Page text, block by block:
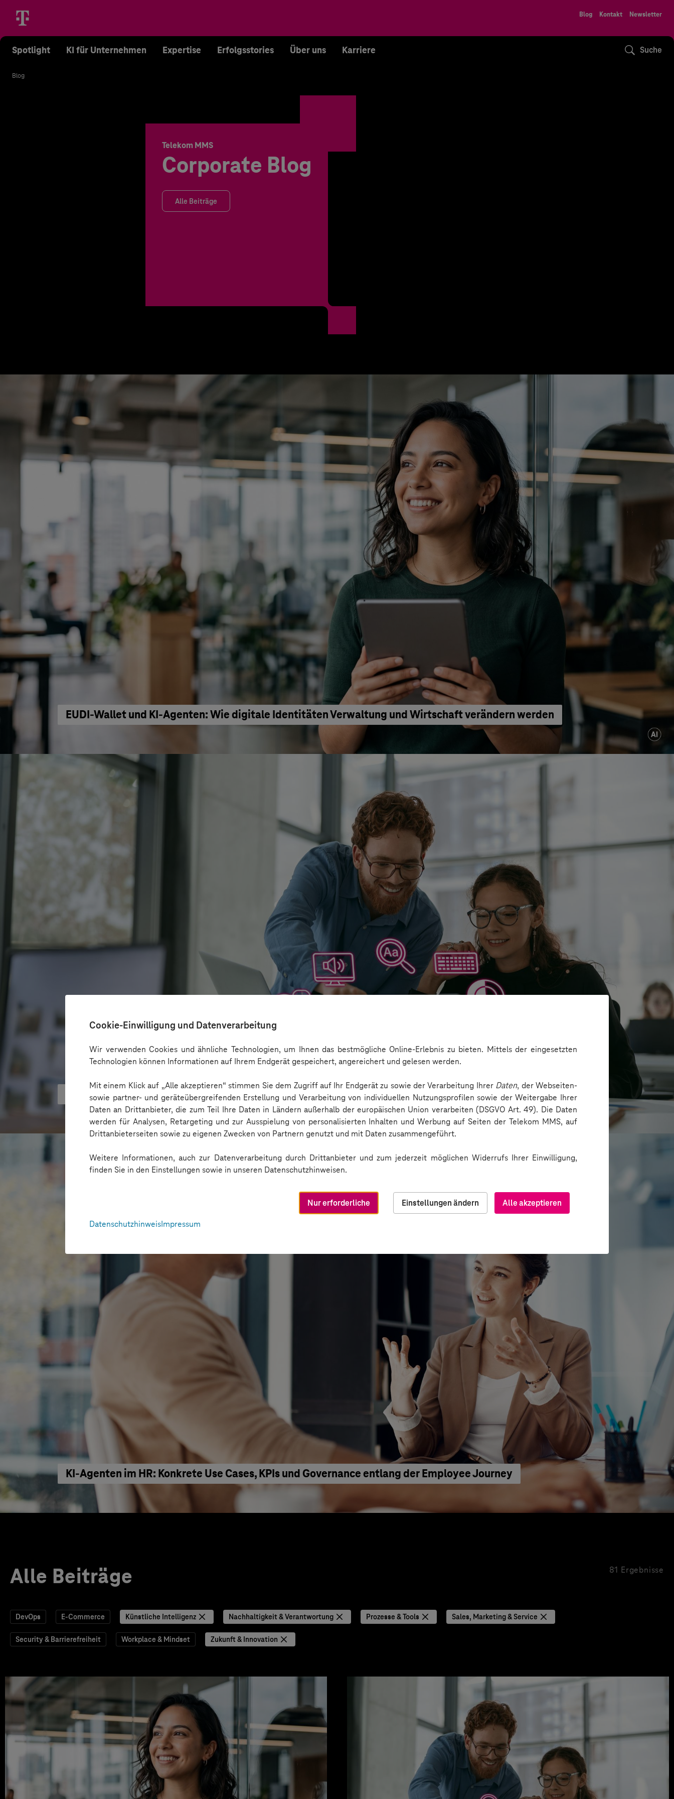
Cookie-Einwilligung und Datenverarbeitung
Wir verwenden Cookies und ähnliche Technologien, um Ihnen das bestmögliche Online-Erlebnis zu bieten. Mittels der eingesetzten
Technologien können Informationen auf Ihrem Endgerät gespeichert, angereichert und gelesen werden.
Mit einem Klick auf „Alle akzeptieren“ stimmen Sie dem Zugriff auf Ihr Endgerät zu sowie der Verarbeitung Ihrer Daten, der Webseiten-
sowie partner- und geräteübergreifenden Erstellung und Verarbeitung von individuellen Nutzungsprofilen sowie der Weitergabe Ihrer
Daten an Drittanbieter, die zum Teil Ihre Daten in Ländern außerhalb der europäischen Union verarbeiten (DSGVO Art. 49). Die Daten
werden für Analysen, Retargeting und zur Ausspielung von personalisierten Inhalten und Werbung auf Seiten der Telekom MMS, auf
Drittanbieterseiten sowie zu eigenen Zwecken von Partnern genutzt und mit Daten zusammengeführt.
Weitere Informationen, auch zur Datenverarbeitung durch Drittanbieter und zum jederzeit möglichen Widerrufs Ihrer Einwilligung,
finden Sie in den Einstellungen sowie in unseren Datenschutzhinweisen.
Alle akzeptieren
Nur erforderliche
Einstellungen ändern
DatenschutzhinweisImpressum
Blog Kontakt Newsletter
Spotlight KI für Unternehmen Expertise Erfolgsstories Über uns Karriere Suche
Blog
Telekom MMS
Corporate Blog
Alle Beiträge
EUDI-Wallet und KI-Agenten: Wie digitale Identitäten Verwaltung und Wirtschaft verändern werden
KI kann Barrieren überbrücken - aber nicht Barrierefreiheit ersetzen
KI‑Agenten im HR: Konkrete Use Cases, KPIs und Governance entlang der Employee Journey
Alle Beiträge 81 Ergebnisse
DevOps E-Commerce Künstliche Intelligenz Nachhaltigkeit & Verantwortung Prozesse & Tools Sales, Marketing & Service
Security & Barrierefreiheit Workplace & Mindset Zukunft & Innovation